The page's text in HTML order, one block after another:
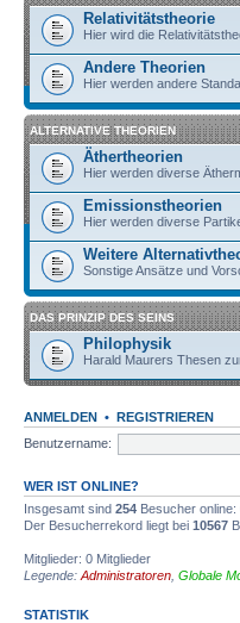
Relativitätstheorie
Hier wird die
Andere Theorien
Hier werden andere
ALTERNATIVE THEORIEN
Äthertheorien
Hier werden diverse
Emissionstheorien
Hier werden diverse
Weitere
Sonstige Ansätze und
DAS PRINZIP DES SEINS
Philophysik
Harald Maurers Thesen
ANMELDEN • REGISTRIEREN
Benutzername:
WER IST ONLINE?
Insgesamt sind 254 Besucher
Der Besucherrekord liegt bei 10567
Mitglieder: 0 Mitglieder
Legende: Administratoren Globale
STATISTIK